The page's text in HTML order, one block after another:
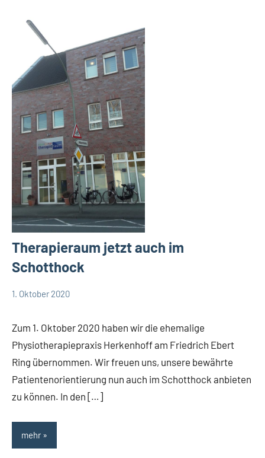
Therapieraum jetzt auch im
Schotthock
1. Oktober 2020
Zum 1. Oktober 2020 haben wir die ehemalige
Physiotherapiepraxis Herkenhoff am Friedrich Ebert
Ring übernommen. Wir freuen uns, unsere bewährte
Patientenorientierung nun auch im Schotthock anbieten
zu können. In den […]
mehr